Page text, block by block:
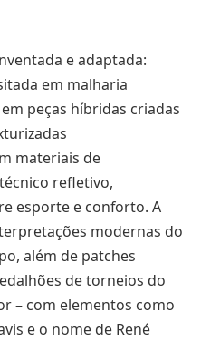
e adaptada:
em malharia
peças híbridas criadas
materiais de
refletivo,
esporte e conforto. A
modernas do
além de patches
de torneios do
– com elementos como
e o nome de René